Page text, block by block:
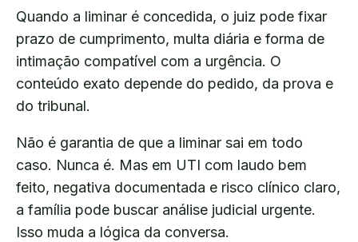
Quando a liminar é concedida, o juiz pode fixar
prazo de cumprimento, multa diária e forma de
intimação compatível com a urgência. O
conteúdo exato depende do pedido, da prova e
do tribunal.
Não é garantia de que a liminar sai em todo
caso. Nunca é. Mas em UTI com laudo bem
feito, negativa documentada e risco clínico claro,
a família pode buscar análise judicial urgente.
Isso muda a lógica da conversa.